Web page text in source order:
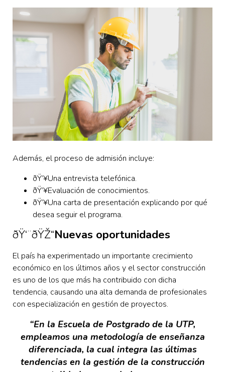
Además, el proceso de admisión incluye:
ðŸ’¥Una entrevista telefónica.
ðŸ’¥Evaluación de conocimientos.
ðŸ’¥Una carta de presentación explicando por qué
desea seguir el programa.
ðŸ‘¨‍ðŸŽ“Nuevas oportunidades
El país ha experimentado un importante crecimiento
económico en los últimos años y el sector construcción
es uno de los que más ha contribuido con dicha
tendencia, causando una alta demanda de profesionales
con especialización en gestión de proyectos.
“En la Escuela de Postgrado de la UTP,
empleamos una metodología de enseñanza
diferenciada, la cual integra las últimas
tendencias en la gestión de la construcción